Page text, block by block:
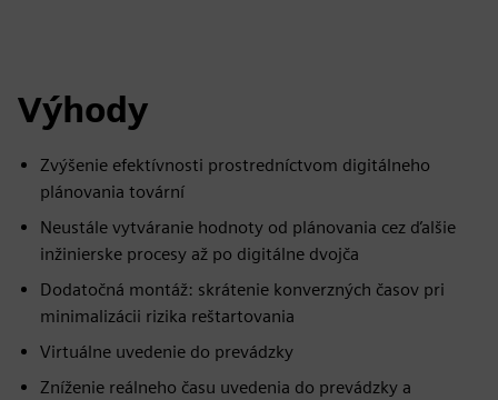
Výhody
Zvýšenie efektívnosti prostredníctvom digitálneho
plánovania tovární
Neustále vytváranie hodnoty od plánovania cez ďalšie
inžinierske procesy až po digitálne dvojča
Dodatočná montáž: skrátenie konverzných časov pri
minimalizácii rizika reštartovania
Virtuálne uvedenie do prevádzky
Zníženie reálneho času uvedenia do prevádzky a